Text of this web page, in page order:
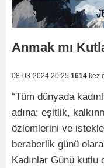
Anmak mı
08-03-2024 20:25 1614 kez
“Tüm dünyada
adına; eşitlik,
özlemlerini ve
beraberlik günü
Kadınlar Günü kutlu